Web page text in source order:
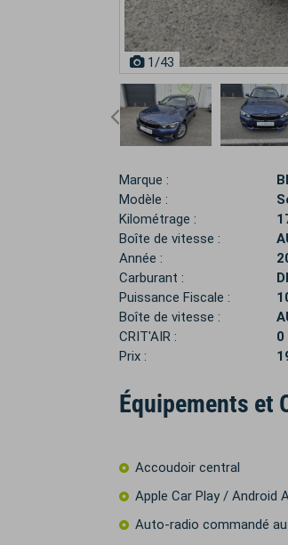
1/43
Marque :
Modèle :
Kilométrage :
Boîte de vitesse :
Année :
Carburant :
Puissance Fiscale :
Boîte de vitesse :
CRIT'AIR :
0
Prix :
Équipements et
Accoudoir central
Apple Car Play / Android
Auto-radio commandé